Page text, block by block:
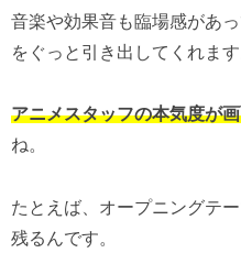
音楽や効果音も臨場感があ
をぐっと引き出してくれます
アニメスタッフの本気度が
ね。
たとえば、オープニングテ
残るんです。